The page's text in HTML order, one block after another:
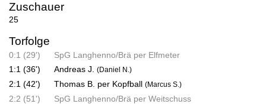
Zuschauer
25
Torfolge
0:1 (29')
SpG Langhenno/Brä per Elfmeter
1:1 (36')
Andreas J. (Daniel N.)
2:1 (42') Thomas B. per Kopfball (Marcus S.)
2:2 (51')
SpG Langhenno/Brä per Weitschuss